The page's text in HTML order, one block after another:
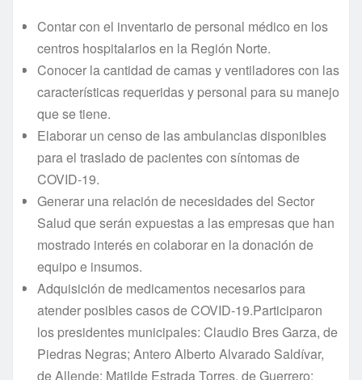
Contar con el inventario de personal médico en los
centros hospitalarios en la Región Norte.
Conocer la cantidad de camas y ventiladores con las
características requeridas y personal para su manejo
que se tiene.
Elaborar un censo de las ambulancias disponibles
para el traslado de pacientes con síntomas de
COVID-19.
Generar una relación de necesidades del Sector
Salud que serán expuestas a las empresas que han
mostrado interés en colaborar en la donación de
equipo e insumos.
Adquisición de medicamentos necesarios para
atender posibles casos de COVID-19.Participaron
los presidentes municipales: Claudio Bres Garza, de
Piedras Negras; Antero Alberto Alvarado Saldívar,
de Allende; Matilde Estrada Torres, de Guerrero;